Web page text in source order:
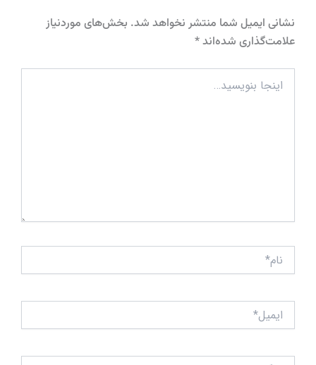
نشانی ایمیل شما منتشر نخواهد شد. بخش‌های موردنیاز
علامت‌گذاری شده‌اند*
بنویسید…
ایمیل*